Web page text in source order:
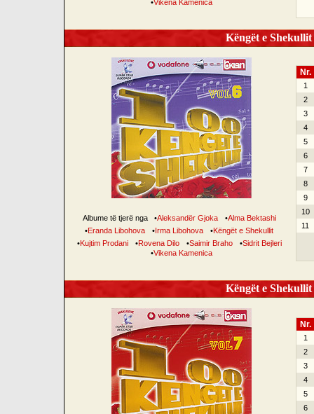
•Vikena Kamenica
Këngët e
Albume të tjerë nga •Aleksandër Gjoka •Alma Bektashi
•Eranda Libohova •Irma Libohova •Këngët e Shekullit
•Kujtim Prodani •Rovena Dilo •Saimir Braho •Sidrit Bejleri
•Vikena Kamenica
Nr.
1
2
3
4
5
6
7
8
9
10
11
Këngët e
Nr.
1
2
3
4
5
6